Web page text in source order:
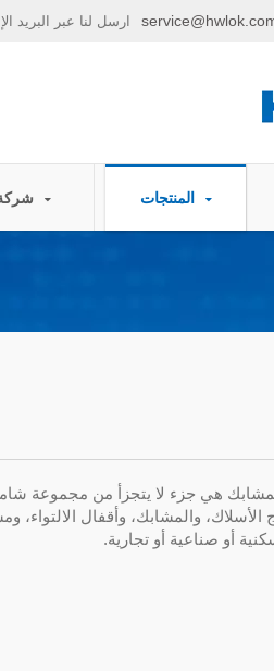
المنتجات
هي جزء لا يتجزأ من مجموعة
والمشابك، وأقفال الالتواء،
أو صناعية أو تجارية.